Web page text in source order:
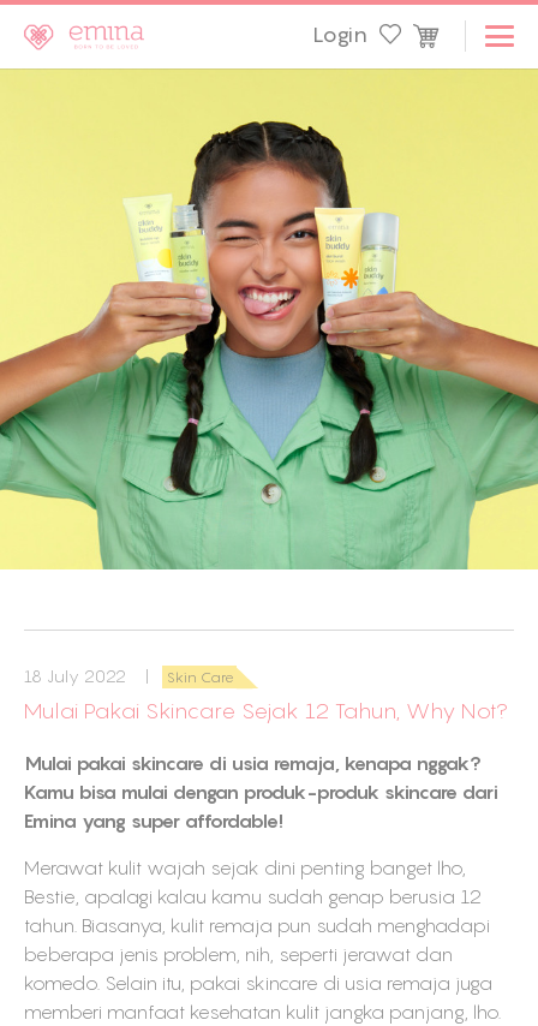
Login
18 July 2022 | Skin Care
Mulai Pakai Skincare Sejak 12 Tahun, Why Not?
Mulai pakai skincare di usia remaja, kenapa nggak?
Kamu bisa mulai dengan produk-produk skincare dari
Emina yang super affordable!
Merawat kulit wajah sejak dini penting banget lho,
Bestie, apalagi kalau kamu sudah genap berusia 12
tahun. Biasanya, kulit remaja pun sudah menghadapi
beberapa jenis problem, nih, seperti jerawat dan
komedo. Selain itu, pakai skincare di usia remaja juga
memberi manfaat kesehatan kulit jangka panjang, lho.